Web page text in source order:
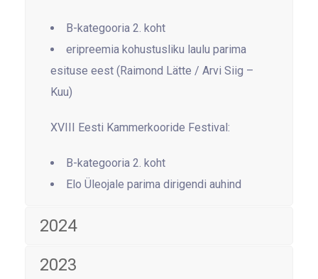
B-kategooria 2. koht
eripreemia kohustusliku laulu parima
esituse eest (Raimond Lätte / Arvi Siig –
Kuu)
XVIII Eesti Kammerkooride Festival:
B-kategooria 2. koht
Elo Üleojale parima dirigendi auhind
2024
2023